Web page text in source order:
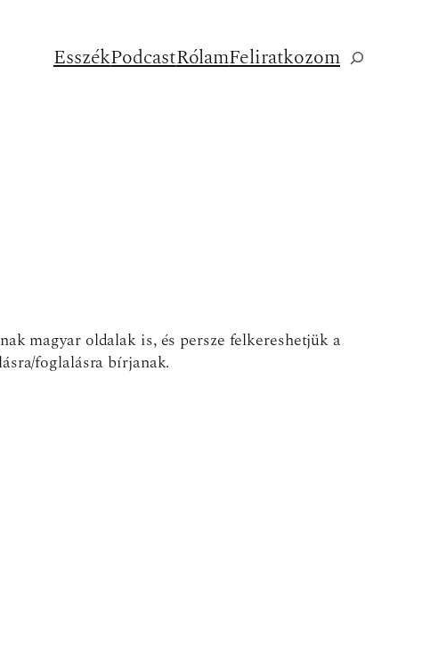
EsszékPodcastRólamFeliratkozomKeresés
magyar oldalak is, és persze felkereshetjük a
foglalásra bírjanak.